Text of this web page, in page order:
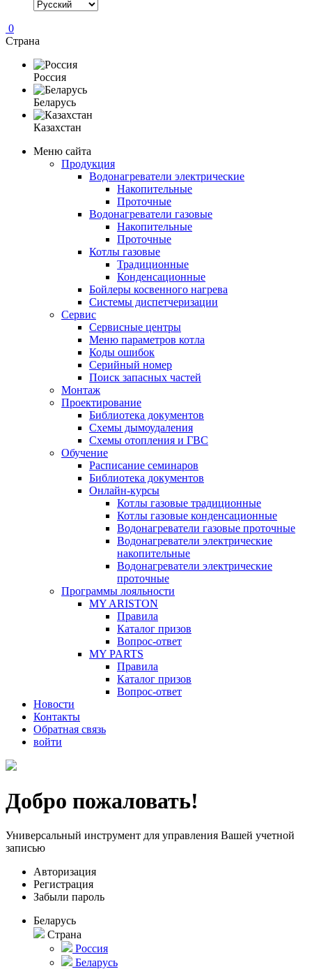
0
Страна
Россия
Беларусь
Казахстан
Меню сайта
Продукция
Водонагреватели электрические
Накопительные
Проточные
Водонагреватели газовые
Накопительные
Проточные
Котлы газовые
Традиционные
Конденсационные
Бойлеры косвенного нагрева
Системы диспетчеризации
Сервис
Сервисные центры
Меню параметров котла
Коды ошибок
Серийный номер
Поиск запасных частей
Монтаж
Проектирование
Библиотека документов
Схемы дымоудаления
Схемы отопления и ГВС
Обучение
Расписание семинаров
Библиотека документов
Онлайн-курсы
Котлы газовые традиционные
Котлы газовые конденсационные
Водонагреватели газовые проточные
Водонагреватели электрические
накопительные
Водонагреватели электрические
проточные
Программы лояльности
MY ARISTON
Правила
Каталог призов
Вопрос-ответ
MY PARTS
Правила
Каталог призов
Вопрос-ответ
Новости
Контакты
Обратная связь
войти
Добро пожаловать!
Универсальный инструмент для управления Вашей учетной
записью
Авторизация
Регистрация
Забыли пароль
Беларусь
Страна
Россия
Беларусь